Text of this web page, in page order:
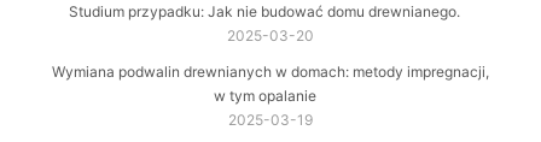
Studium przypadku: Jak nie budować domu drewnianego.
2025-03-20
Wymiana podwalin drewnianych w domach: metody impregnacji,
w tym opalanie
2025-03-19